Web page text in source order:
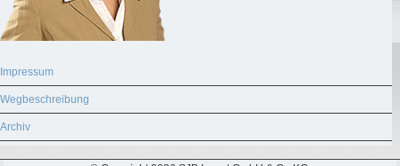
Impressum
Wegbeschreibung
Archiv